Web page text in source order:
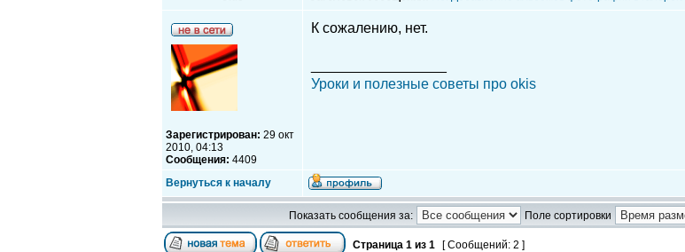
Зарегистрирован: 29 окт
2010, 04:13
Сообщения: 4409
К сожалению, нет.
Уроки и полезные советы про okis
Вернуться к началу
Показать сообщения за: Поле сортировки
Страница 1 из 1 [ Сообщений: 2 ]